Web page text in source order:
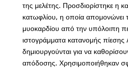
της μελέτης. Προσδιορίστηκε η
κατωφλίου, η οποία απομονώνει
μυοκαρδίου από την υπόλοιπη
ιστογράμματα κατανομής
δημιουργούνται για να
απόδοσης. Χρησιμοποιήθηκαν